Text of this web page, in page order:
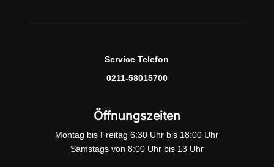
Service Telefon
0211-58015700
Öffnungszeiten
Montag bis Freitag 6:30 Uhr bis 18:00 Uhr
Samstags von 8:00 Uhr bis 13 Uhr